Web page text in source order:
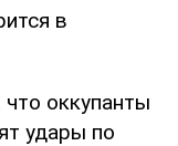
в
оккупанты
удары по